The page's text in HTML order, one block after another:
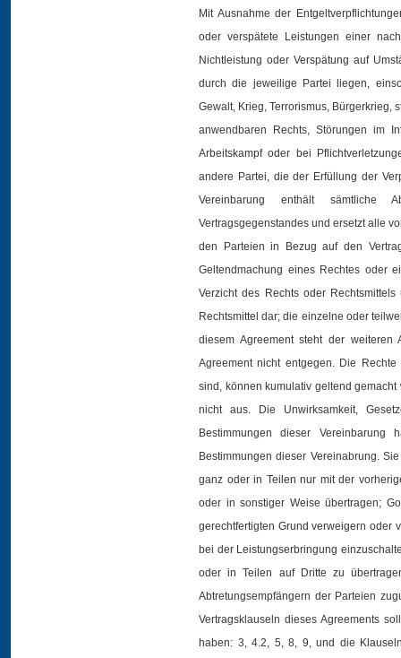
Mit Ausnahme der
oder verspätete Leistungen einer
Nichtleistung oder Verspätung auf
durch die jeweilige Partei liegen,
Gewalt, Krieg, Terrorismus,
anwendbaren Rechts, Störungen im
Arbeitskampf oder bei
andere Partei, die der Erfüllung der
Vereinbarung enthält sämtliche
Vertragsgegenstandes und ersetzt alle
den Parteien in Bezug auf den
Geltendmachung eines Rechtes oder
Verzicht des Rechts oder
Rechtsmittel dar; die einzelne oder
diesem Agreement steht der weiteren
Agreement nicht entgegen. Die
sind, können kumulativ geltend
nicht aus. Die Unwirksamkeit,
Bestimmungen dieser
Bestimmungen dieser Vereinabrung.
ganz oder in Teilen nur mit der
oder in sonstiger Weise übertragen;
gerechtfertigten Grund verweigern oder
bei der Leistungserbringung
oder in Teilen auf Dritte zu
Abtretungsempfängern der Parteien
Vertragsklauseln dieses Agreements
haben: 3, 4.2, 5, 8, 9, und die